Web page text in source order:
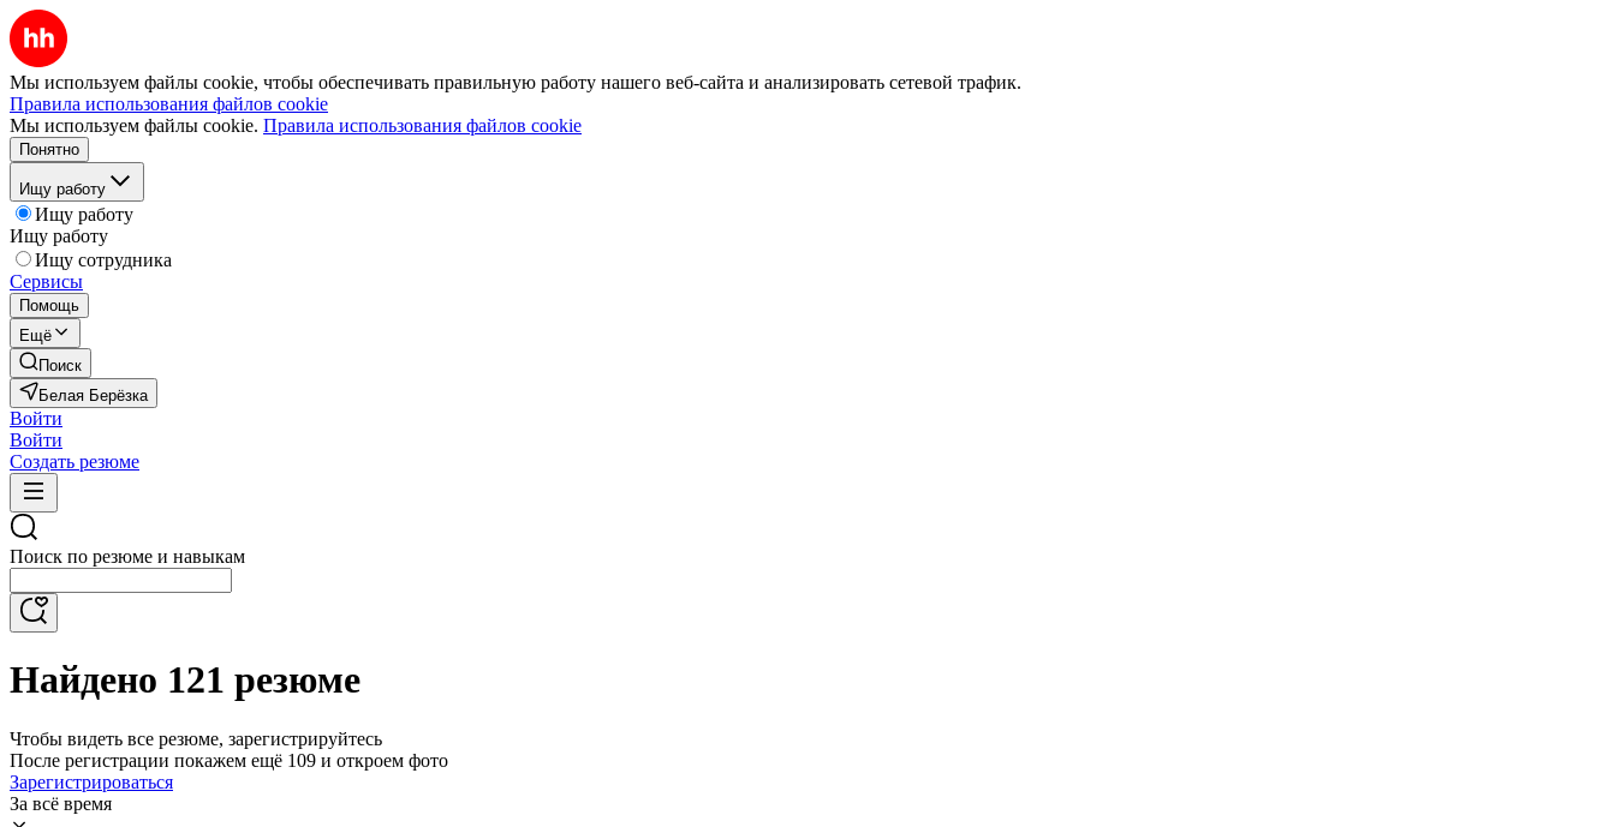
Мы используем файлы cookie, чтобы обеспечивать правильную работу нашего веб-сайта и анализировать сетевой трафик.
Правила использования файлов cookie
Мы используем файлы cookie. Правила использования файлов cookie
Понятно
Ищу работу
Ищу работу
Ищу работу
Ищу сотрудника
Сервисы
Помощь
Ещё
Поиск
Белая Берёзка
Войти
Войти
Создать резюме
Поиск по резюме и навыкам
Найдено 121 резюме
Чтобы видеть все резюме, зарегистрируйтесь
После регистрации покажем ещё 109 и откроем фото
Зарегистрироваться
За всё время